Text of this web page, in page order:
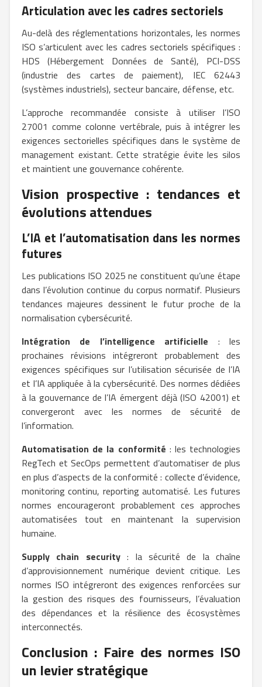
Articulation avec les cadres sectoriels
Au-delà des réglementations horizontales, les normes
ISO s’articulent avec les cadres sectoriels spécifiques :
HDS (Hébergement Données de Santé), PCI-DSS
(industrie des cartes de paiement), IEC 62443
(systèmes industriels), secteur bancaire, défense, etc.
L’approche recommandée consiste à utiliser l’ISO
27001 comme colonne vertébrale, puis à intégrer les
exigences sectorielles spécifiques dans le système de
management existant. Cette stratégie évite les silos
et maintient une gouvernance cohérente.
Vision prospective : tendances et
évolutions attendues
L’IA et l’automatisation dans les normes
futures
Les publications ISO 2025 ne constituent qu’une étape
dans l’évolution continue du corpus normatif. Plusieurs
tendances majeures dessinent le futur proche de la
normalisation cybersécurité.
Intégration de l’intelligence artificielle : les
prochaines révisions intégreront probablement des
exigences spécifiques sur l’utilisation sécurisée de l’IA
et l’IA appliquée à la cybersécurité. Des normes dédiées
à la gouvernance de l’IA émergent déjà (ISO 42001) et
convergeront avec les normes de sécurité de
l’information.
Automatisation de la conformité : les technologies
RegTech et SecOps permettent d’automatiser de plus
en plus d’aspects de la conformité : collecte d’évidence,
monitoring continu, reporting automatisé. Les futures
normes encourageront probablement ces approches
automatisées tout en maintenant la supervision
humaine.
Supply chain security: la sécurité de la chaîne
d’approvisionnement numérique devient critique. Les
normes ISO intégreront des exigences renforcées sur
la gestion des risques des fournisseurs, l’évaluation
des dépendances et la résilience des écosystèmes
interconnectés.
Conclusion : Faire des normes ISO
un levier stratégique